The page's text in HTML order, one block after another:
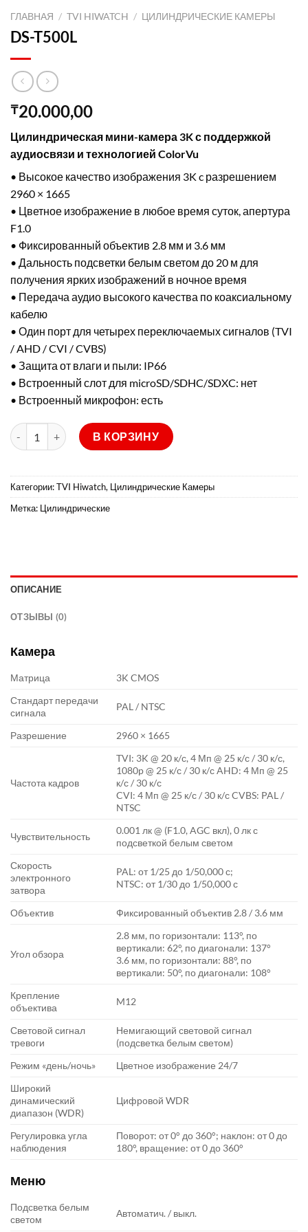
ГЛАВНАЯ / TVI HIWATCH / ЦИЛИНДРИЧЕСКИЕ КАМЕРЫ
DS-T500L
₸20.000,00
Цилиндрическая мини-камера 3K с поддержкой
аудиосвязи и технологией ColorVu
• Высокое качество изображения 3K c разрешением
2960 × 1665
• Цветное изображение в любое время суток, апертура
F1.0
• Фиксированный объектив 2.8 мм и 3.6 мм
• Дальность подсветки белым светом до 20 м для
получения ярких изображений в ночное время
• Передача аудио высокого качества по коаксиальному
кабелю
• Один порт для четырех переключаемых сигналов (TVI
/ AHD / CVI / CVBS)
• Защита от влаги и пыли: IP66
• Встроенный слот для microSD/SDHC/SDXC: нет
• Встроенный микрофон: есть
Количество товара DS-T500L
В КОРЗИНУ
Категории:TVI Hiwatch, Цилиндрические Камеры
Метка: Цилиндрические
ОПИСАНИЕ
ОТЗЫВЫ (0)
Камера
Матрица
3K CMOS
Стандарт передачи
сигнала
PAL / NTSC
Разрешение 2960 × 1665
Частота кадров
TVI: 3K @ 20 к/с, 4 Мп @ 25 к/с / 30 к/с,
1080p @ 25 к/с / 30 к/с AHD: 4 Мп @ 25
к/с / 30 к/с
CVI: 4 Мп @ 25 к/с / 30 к/с CVBS: PAL /
NTSC
Чувствительность
0.001 лк @ (F1.0, AGC вкл), 0 лк с
подсветкой белым светом
Скорость
электронного
затвора
PAL: от 1/25 до 1/50,000 с;
NTSC: от 1/30 до 1/50,000 с
Объектив Фиксированный объектив 2.8 / 3.6 мм
Угол обзора
2.8 мм, по горизонтали: 113°, по
вертикали: 62°, по диагонали: 137°
3.6 мм, по горизонтали: 88°, по
вертикали: 50°, по диагонали: 108°
Крепление
объектива
M12
Световой сигнал
тревоги
Немигающий световой сигнал
(подсветка белым светом)
Режим «день/ночь»
Цветное изображение 24/7
Широкий
динамический
диапазон (WDR)
Цифровой WDR
Регулировка угла
наблюдения
Поворот: от 0° до 360°; наклон: от 0 до
180°, вращение: от 0 до 360°
Меню
Подсветка белым
светом
Автоматич. / выкл.